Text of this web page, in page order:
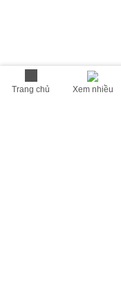
Trang chủ Xem nhiều